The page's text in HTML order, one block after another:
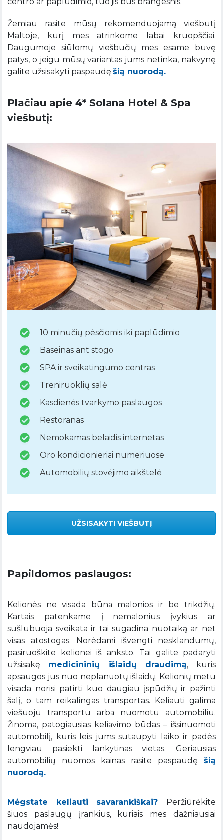
Žemiau rasite mūsų rekomenduojamą viešbutį
Maltoje, kurį mes atrinkome labai kruopščiai.
Daugumoje siūlomų viešbučių mes esame buvę
patys, o jeigu mūsų variantas jums netinka, nakvynę
galite užsisakyti paspaudę šią nuorodą.
Plačiau apie 4* Solana Hotel & Spa
viešbutį:
10 minučių pėsčiomis iki paplūdimio
Baseinas ant stogo
SPA ir sveikatingumo centras
Treniruoklių salė
Kasdienės tvarkymo paslaugos
Restoranas
Nemokamas belaidis internetas
Oro kondicionieriai numeriuose
Automobilių stovėjimo aikštelė
UŽSISAKYTI VIEŠBUTĮ
Papildomos paslaugos:
Kelionės ne visada būna malonios ir be trikdžių.
Kartais patenkame į nemalonius įvykius ar
sušlubuoja sveikata ir tai sugadina nuotaiką ar net
visas atostogas. Norėdami išvengti nesklandumų,
pasiruoškite kelionei iš anksto. Tai galite padaryti
užsisakę medicininių išlaidų draudimą, kuris
apsaugos jus nuo neplanuotų išlaidų. Kelionių metu
visada norisi patirti kuo daugiau įspūdžių ir pažinti
šalį, o tam reikalingas transportas. Keliauti galima
viešuoju transportu arba nuomotu automobiliu.
Žinoma, patogiausias keliavimo būdas – išsinuomoti
automobilį, kuris leis jums sutaupyti laiko ir padės
lengviau pasiekti lankytinas vietas. Geriausias
automobilių nuomos kainas rasite paspaudę šią
nuorodą.
Mėgstate keliauti savarankiškai? Peržiūrėkite
šiuos paslaugų įrankius, kuriais mes dažniausiai
naudojamės!